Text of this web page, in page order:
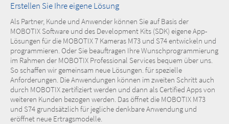
Erstellen Sie Ihre eigene Lösung
Als Partner, Kunde und Anwender können Sie auf Basis der
MOBOTIX Software und des Development Kits (SDK) eigene App-
Lösungen für die MOBOTIX 7 Kameras M73 und S74 entwickeln und
programmieren. Oder Sie beauftragen Ihre Wunschprogrammierung
im Rahmen der MOBOTIX Professional Services bequem über uns.
So schaffen wir gemeinsam neue Lösungen. für spezielle
Anforderungen. Die Anwendungen können im zweiten Schritt auch
durch MOBOTIX zertifiziert werden und dann als Certified Apps von
weiteren Kunden bezogen werden. Das öffnet die MOBOTIX M73
und S74 grundsätzlich für jegliche denkbare Anwendung und
eröffnet neue Ertragsmodelle.